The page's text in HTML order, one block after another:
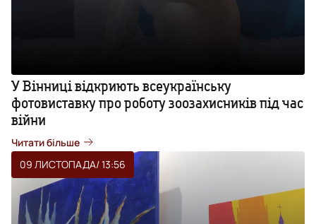
У Вінниці відкриють всеукраїнську
фотовиставку про роботу зоозахисників під час
війни
Читати більше
09 ЛИСТОПАДА/ 13:56